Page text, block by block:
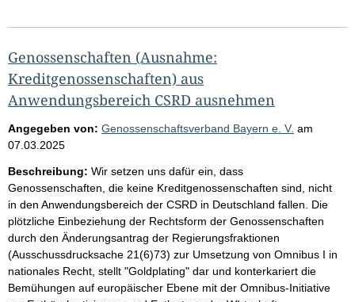
Genossenschaften (Ausnahme:
Kreditgenossenschaften) aus
Anwendungsbereich CSRD ausnehmen
Angegeben von: Genossenschaftsverband Bayern e. V. am
07.03.2025
Beschreibung: Wir setzen uns dafür ein, dass
Genossenschaften, die keine Kreditgenossenschaften sind, nicht
in den Anwendungsbereich der CSRD in Deutschland fallen. Die
plötzliche Einbeziehung der Rechtsform der Genossenschaften
durch den Änderungsantrag der Regierungsfraktionen
(Ausschussdrucksache 21(6)73) zur Umsetzung von Omnibus I in
nationales Recht, stellt "Goldplating" dar und konterkariert die
Bemühungen auf europäischer Ebene mit der Omnibus-Initiative